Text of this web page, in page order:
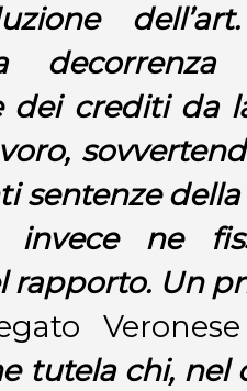
decorrenza
dei crediti da
sentenze della
ne
rapporto. Un
tutela chi, nel